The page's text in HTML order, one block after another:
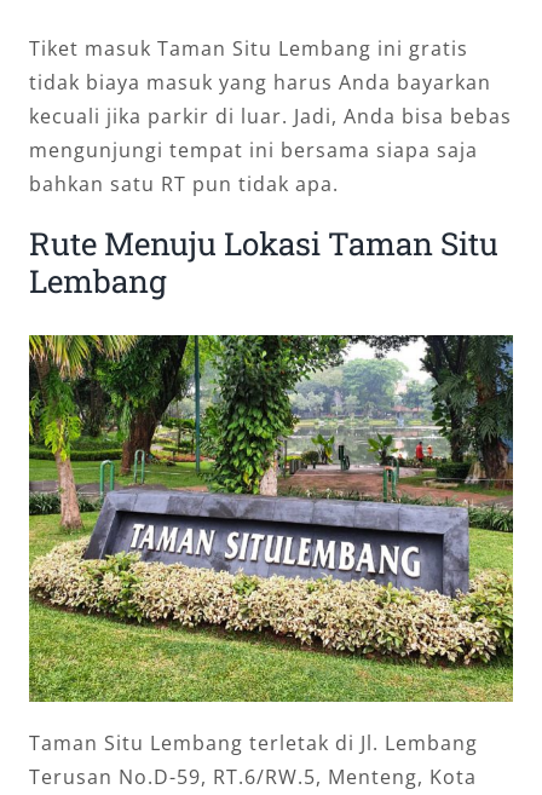
Tiket masuk Taman Situ Lembang ini gratis
tidak biaya masuk yang harus Anda bayarkan
kecuali jika parkir di luar. Jadi, Anda bisa bebas
mengunjungi tempat ini bersama siapa saja
bahkan satu RT pun tidak apa.
Rute Menuju Lokasi Taman Situ
Lembang
Taman Situ Lembang terletak di Jl. Lembang
Terusan No.D-59, RT.6/RW.5, Menteng, Kota